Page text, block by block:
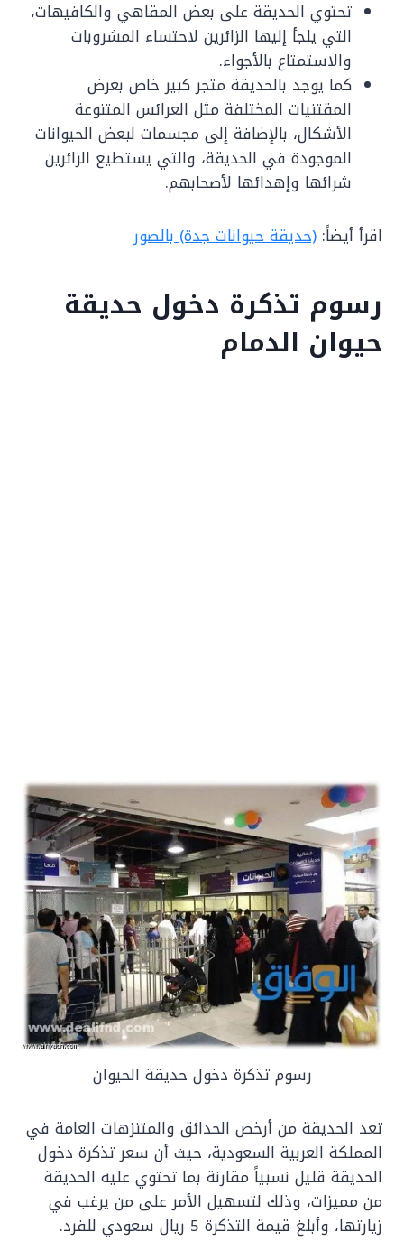
تحتوي الحديقة على بعض المقاهي والكافيهات،
التي يلجأ إليها الزائرين لاحتساء المشروبات
والاستمتاع بالأجواء.
كما يوجد بالحديقة متجر كبير خاص بعرض
المقتنيات المختلفة مثل العرائس المتنوعة
الأشكال، بالإضافة إلى مجسمات لبعض الحيوانات
الموجودة في الحديقة، والتي يستطيع الزائرين
شرائها وإهدائها لأصحابهم.
اقرأ أيضاً: (حديقة حيوانات جدة) بالصور
رسوم تذكرة دخول حديقة
حيوان الدمام
رسوم تذكرة دخول حديقة الحيوان
تعد الحديقة من أرخص الحدائق والمتنزهات العامة في
المملكة العربية السعودية، حيث أن سعر تذكرة دخول
الحديقة قليل نسبياً مقارنة بما تحتوي عليه الحديقة
من مميزات، وذلك لتسهيل الأمر على من يرغب في
زيارتها، وأبلغ قيمة التذكرة 5 ريال سعودي للفرد.